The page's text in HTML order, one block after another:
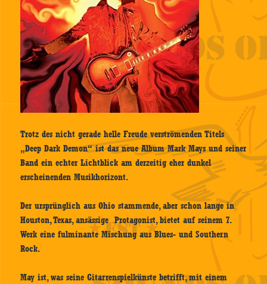
Trotz des nicht gerade helle Freude verströmenden Titels
„Deep Dark Demon“ ist das neue Album Mark Mays und seiner
Band ein echter Lichtblick am derzeitig eher dunkel
erscheinenden Musikhorizont.
Der ursprünglich aus Ohio stammende, aber schon lange in
Houston, Texas, ansässige Protagonist, bietet auf seinem 7.
Werk eine fulminante Mischung aus Blues- und Southern
Rock.
May ist, was seine Gitarrenspielkünste betrifft, mit einem